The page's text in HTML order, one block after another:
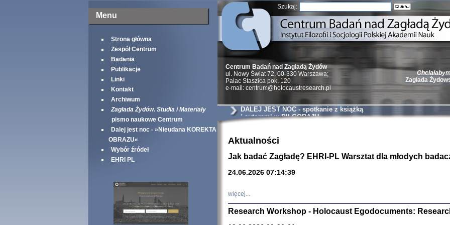
Menu
Strona główna
Zespół Centrum
Badania
Publikacje
Linki
Kontakt
Archiwum
Zagłada Żydów. Studia i Materiały
pismo naukowe Centrum
Dalej jest noc - »Nieudana KOREKTA
OBRAZU«
Wybór źródeł
EHRI PL
Szukaj:
Zagłada
Natalia Aleksiun,
Deborah Dash
Turski, Laurence
Centrum Badań nad Zagładą Żydów
ul. Nowy Świat 72, 00-330 Warszawa;
Palac Staszica pok. 120
e-mail: centrum@holocaustresearch.pl
DALEJ JEST NOC - spotkanie z książką
i autorami w BIŁGORAJU
Aktualności
Jak badać Zagładę? EHRI-PL Warsztat dla młodych
24.06.2026 07:14:39
więcej...
Research Workshop - Holocaust Egodocuments: